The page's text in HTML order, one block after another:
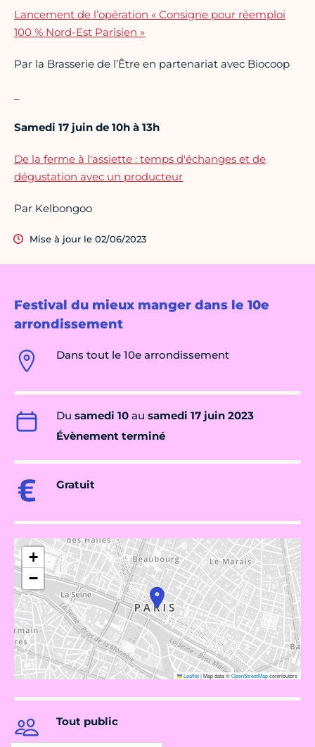
Festival du mieux manger dans le 10e
arrondissement
Dans tout le 10e arrondissement
Du samedi 10 au samedi 17 juin 2023
Évènement terminé
Gratuit
+
−
Leaflet|Map data ©OpenStreetMapcontributors
Tout public
Lancement de l’opération « Consigne pour réemploi
100 % Nord-Est Parisien »
Par la Brasserie de l’Être en partenariat avec Biocoop
Samedi 17 juin de 10h à 13h
De la ferme à l'assiette : temps d'échanges et de
dégustation avec un producteur
Par Kelbongoo
Mise à jour le 02/06/2023